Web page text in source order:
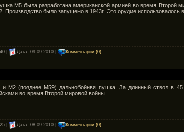
M5 была разработана американской армией во время Второй
Производство было запущено в 1943г. Это орудие
| Дата: 09.09.2010 Комментарии (0)
M2 (позднее M59) дальнобойнвя пушка. За длинный ствол в
во время Второй мировой войны.
| Дата: 08.09.2010 Комментарии (0)